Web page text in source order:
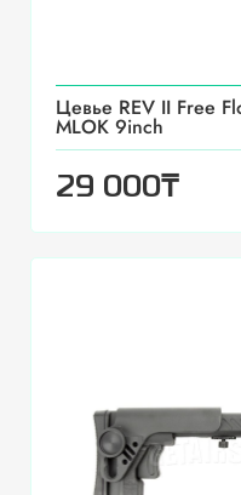
Цевье REV II Free
MLOK 9inch
29 000₸